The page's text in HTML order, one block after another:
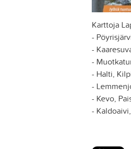
Karttoja
-
-
-
- Halti,
-
- Kevo,
-